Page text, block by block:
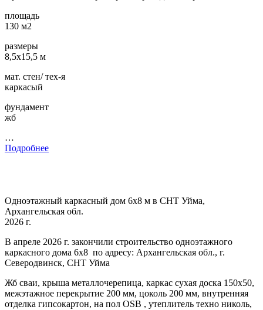
площадь
130 м2
размеры
8,5х15,5 м
мат. стен/ тех-я
каркасый
фундамент
жб
…
Подробнее
Одноэтажный каркасный дом 6х8 м в СНТ Уйма,
Архангельская обл.
2026 г.
В апреле 2026 г. закончили строительство одноэтажного
каркасного дома 6х8 по адресу: Архангельская обл., г.
Северодвинск, СНТ Уйма
Жб сваи, крыша металлочерепица, каркас сухая доска 150х50,
межэтажное перекрытие 200 мм, цоколь 200 мм, внутренняя
отделка гипсокартон, на пол OSB , утеплитель техно николь,